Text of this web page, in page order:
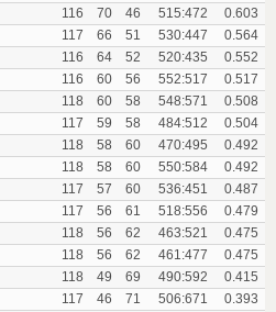
116 70 46 515:472
0.603
117 66 51 530:447
0.564
116 64 52 520:435
0.552
116 60 56 552:517
0.517
118 60 58 548:571
0.508
117 59 58 484:512
0.504
118 58 60 470:495
0.492
118 58 60 550:584
0.492
117 57 60 536:451
0.487
117 56 61 518:556
0.479
118 56 62 463:521
0.475
118 56 62 461:477
0.475
118 49 69 490:592
0.415
117 46 71 506:671
0.393